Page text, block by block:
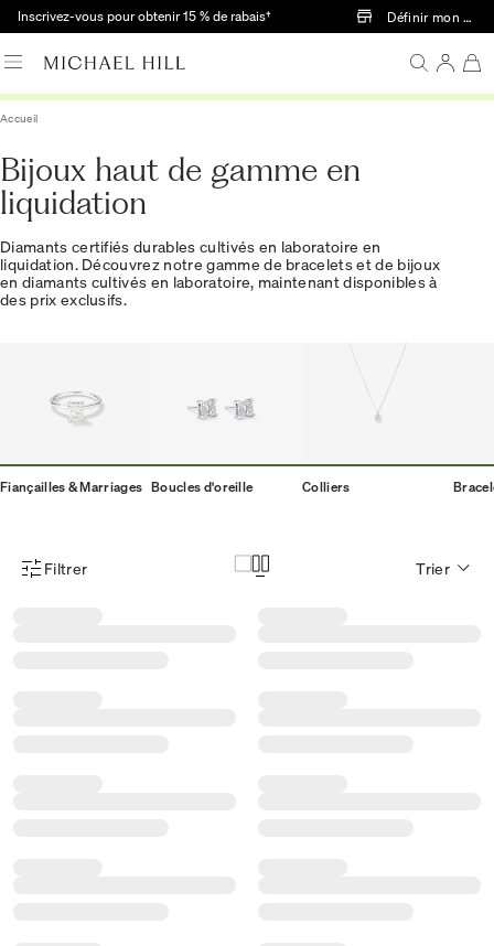
Passer au contenu principal
Inscrivez-vous pour obtenir 15 % de rabais† Définir mon
Accueil
Bijoux haut de gamme en
liquidation
Diamants certifiés durables cultivés en laboratoire en
liquidation. Découvrez notre gamme de bracelets et de bijoux
en diamants cultivés en laboratoire, maintenant disponibles à
des prix exclusifs.
Fiançailles & Marriages Boucles d'oreille Colliers
Menu des filtres d'articles
Filtrer Trier